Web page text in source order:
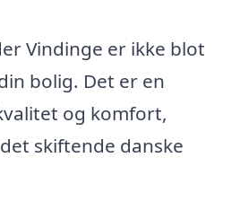
Vindinge er ikke blot
bolig. Det er en
og komfort,
skiftende danske